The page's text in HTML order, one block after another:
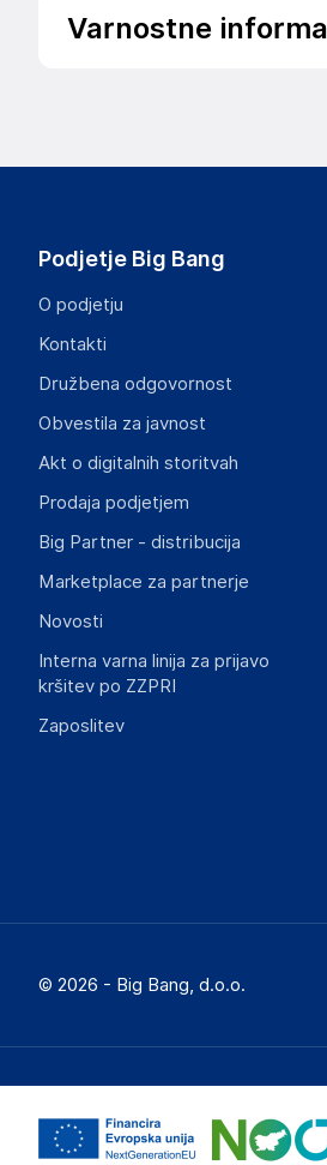
Varnostne
Slike o varnosti izdelka
Produktni dokumenti z opozorili
izdelkom.
Podjetje Big Bang
O podjetju
Kontakti
Družbena odgovornost
Obvestila za javnost
Akt o digitalnih storitvah
Prodaja podjetjem
Big Partner - distribucija
Marketplace za partnerje
Novosti
Interna varna linija za prijavo
kršitev po ZZPRI
Zaposlitev
© 2026 - Big Bang, d.o.o.